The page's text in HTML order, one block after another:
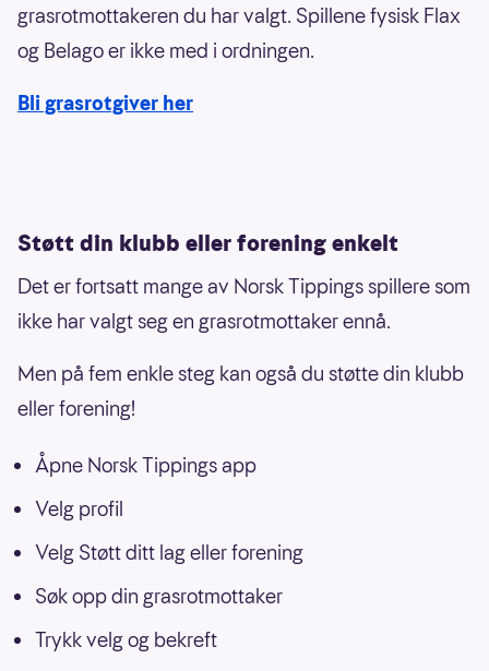
grasrotmottakeren du har valgt. Spillene fysisk Flax
og Belago er ikke med i ordningen.
Bli grasrotgiver her
Støtt din klubb eller forening enkelt
Det er fortsatt mange av Norsk Tippings spillere som
ikke har valgt seg en grasrotmottaker ennå.
Men på fem enkle steg kan også du støtte din klubb
eller forening!
Åpne Norsk Tippings app
Velg profil
Velg Støtt ditt lag eller forening
Søk opp din grasrotmottaker
Trykk velg og bekreft